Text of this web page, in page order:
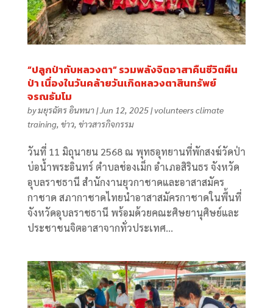
“ปลูกป่ากับหลวงตา” รวมพลังจิตอาสาคืนชีวิตผืน
ป่า เนื่องในวันคล้ายวันเกิดหลวงตาสินทรัพย์
จรณธัมโม
byมยุรฉัตร อินทนา|Jun 12, 2025|volunteers climate
training, ข่าว, ข่าวสารกิจกรรม
วันที่ 11 มิถุนายน 2568 ณ พุทธอุทยานที่พักสงฆ์วัดป่า
บ่อน้ำพระอินทร์ ตำบลช่องเม็ก อำเภอสิรินธร จังหวัด
อุบลราชธานี สำนักงานยุวกาชาดและอาสาสมัคร
กาชาด สภากาชาดไทยนำอาสาสมัครกาชาดในพื้นที่
จังหวัดอุบลราชธานี พร้อมด้วยคณะศิษยานุศิษย์และ
ประชาชนจิตอาสาจากทั่วประเทศ...